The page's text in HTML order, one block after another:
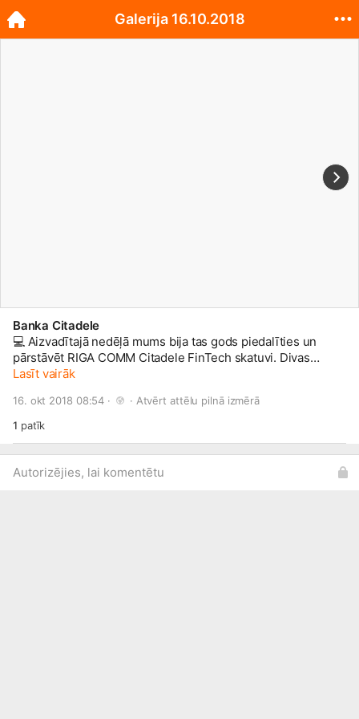
Banka Citadele
💻 Aizvadītajā nedēļā mums bija tas gods piedalīties un
pārstāvēt RIGA COMM Citadele FinTech skatuvi. Divas
brīnišķīgas dienas ar saturīgām diskusijām, pētījumiem un
satikām izstādē!
Lasīt vairāk
16. okt 2018 08:54 · · Atvērt attēlu pilnā izmērā
1 patīk
Autorizējies, lai komentētu
Galerija 16.10.2018